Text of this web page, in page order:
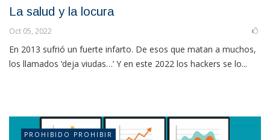
La salud y la locura
Oct 05, 2022
En 2013 sufrió un fuerte infarto. De esos que matan a muchos,
los llamados ‘deja viudas…’ Y en este 2022 los hackers se lo...
PROHIBIDO PROHIBIR